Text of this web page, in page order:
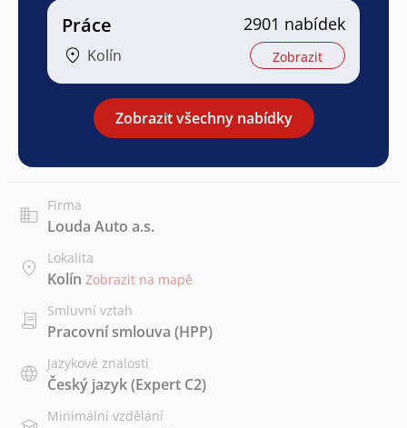
Práce
Kolín
2901 nabídek
Zobrazit
Zobrazit všechny nabídky
Firma
Louda Auto a.s.
Lokalita
Kolín Zobrazit na mapě
Smluvní vztah
Pracovní smlouva (HPP)
Jazykové znalosti
Český jazyk(Expert C2)
Minimální vzdělání